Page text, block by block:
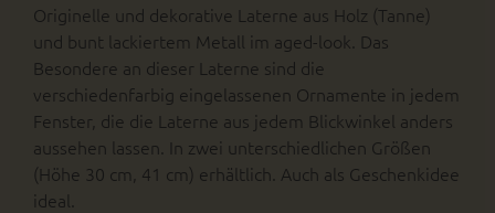
Originelle und dekorative Laterne aus Holz (Tanne)
und bunt lackiertem Metall im aged-look. Das
Besondere an dieser Laterne sind die
verschiedenfarbig eingelassenen Ornamente in jedem
Fenster, die die Laterne aus jedem Blickwinkel anders
aussehen lassen. In zwei unterschiedlichen Größen
(Höhe 30 cm, 41 cm) erhältlich. Auch als Geschenkidee
ideal.